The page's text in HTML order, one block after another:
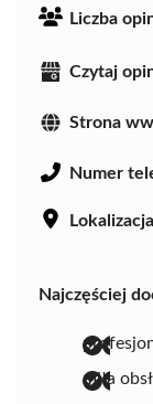
Liczba
Czytaj
Strona
Numer
Najczęściej
miła